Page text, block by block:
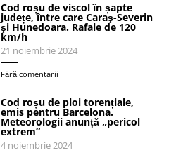
Cod roșu de viscol în șapte
județe, între care Caraş-Severin
şi Hunedoara. Rafale de 120
km/h
21 noiembrie 2024
Fără comentarii
Cod roșu de ploi torențiale,
emis pentru Barcelona.
Meteorologii anunță „pericol
extrem”
4 noiembrie 2024